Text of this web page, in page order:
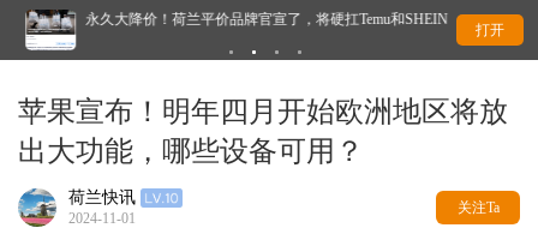
永久大降价！荷兰平价品牌官宣了，将硬扛Temu和SHEIN 突
打开
苹果宣布！明年四月开始欧洲地区将放
出大功能，哪些设备可用？
荷兰快讯
2024-11-01
关注Ta